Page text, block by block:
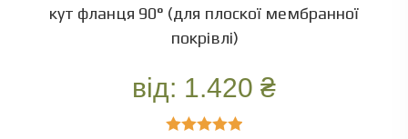
кут фланця 90° (для плоскої мембранної
покрівлі)
від: 1.420 ₴